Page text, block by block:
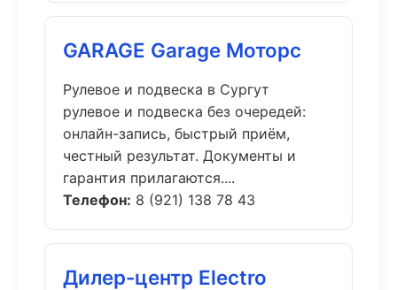
GARAGE Garage Моторс
Рулевое и подвеска в Сургут
рулевое и подвеска без очередей:
онлайн-запись, быстрый приём,
честный результат. Документы и
гарантия прилагаются....
Телефон: 8 (921) 138 78 43
Дилер-центр Electro